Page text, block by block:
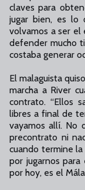
claves para
jugar bien, es lo
volvamos a ser el
defender mucho
costaba generar
El malaguista
marcha a River
contrato. “Ellos
libres a final de
vayamos allí. No
precontrato ni
cuando termine la
por jugarnos
por hoy, es el